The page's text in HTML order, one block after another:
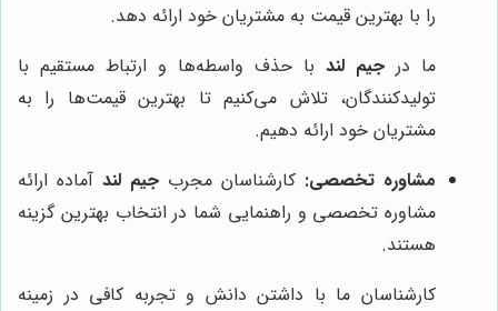
را با بهترین قیمت به مشتریان خود ارائه دهد.
ما در جیم لند با حذف واسطه‌ها و ارتباط مستقیم با
تولیدکنندگان، تلاش می‌کنیم تا بهترین قیمت‌ها را به
مشتریان خود ارائه دهیم.
مشاوره تخصصی: کارشناسان مجرب جیم لند آماده ارائه
مشاوره تخصصی و راهنمایی شما در انتخاب بهترین گزینه
هستند.
کارشناسان ما با داشتن دانش و تجربه کافی در زمینه